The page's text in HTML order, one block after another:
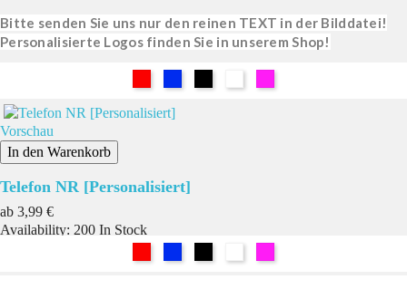
Bitte senden Sie uns nur den reinen TEXT in der Bilddatei!
Personalisierte Logos finden Sie in unserem Shop!
Vorschau
In den Warenkorb
Telefon NR [Personalisiert]
ab Preis
3,99 €
Availability: 200 In Stock